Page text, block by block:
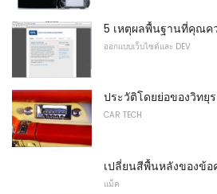
5 เหตุผลพื้นฐานที่คุณค
ออกแบบเว็บไซต์และ DEV
ประวัติโดยย่อของวิทยุ
CAR TECH
เปลี่ยนสีพื้นหลังของข้อ
แม็ค